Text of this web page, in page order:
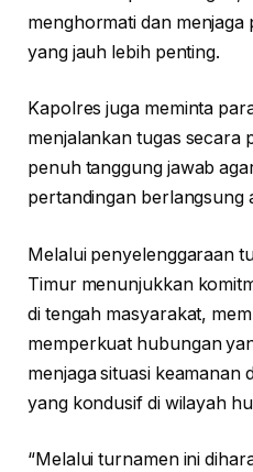
menghormati dan menjaga
yang jauh lebih penting.
Kapolres juga meminta
menjalankan tugas secara
penuh tanggung jawab
pertandingan berlangsung
Melalui penyelenggaraan
Timur menunjukkan
di tengah masyarakat,
memperkuat hubungan
menjaga situasi keamanan
yang kondusif di wilayah
“Melalui turnamen ini